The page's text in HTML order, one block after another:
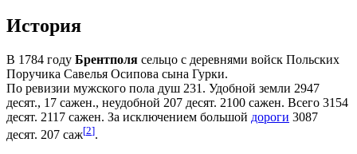
История
В 1784 году Брентполя сельцо с деревнями войск Польских
Поручика Савелья Осипова сына Гурки.
По ревизии мужского пола душ 231. Удобной земли 2947
десят., 17 сажен., неудобной 207 десят. 2100 сажен. Всего 3154
десят. 2117 сажен. За исключением большой дороги 3087
десят. 207 саж[2].